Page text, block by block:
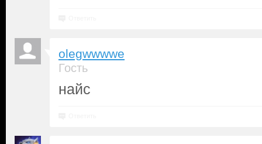
olegwwwwe
Гость
найс